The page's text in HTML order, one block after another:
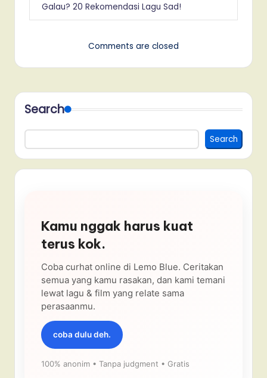
Galau? 20 Rekomendasi Lagu Sad!
Comments are closed
Search
Search
Kamu nggak harus kuat
terus kok.
Coba curhat online di Lemo Blue. Ceritakan
semua yang kamu rasakan, dan kami temani
lewat lagu & film yang relate sama
perasaanmu.
coba dulu deh.
100% anonim • Tanpa judgment • Gratis